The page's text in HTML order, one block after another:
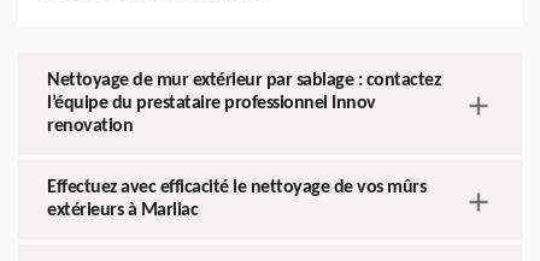
Nettoyage de mur extérieur par sablage : contactez
l’équipe du prestataire professionnel Innov
renovation
Effectuez avec efficacité le nettoyage de vos mûrs
extérieurs à Marliac